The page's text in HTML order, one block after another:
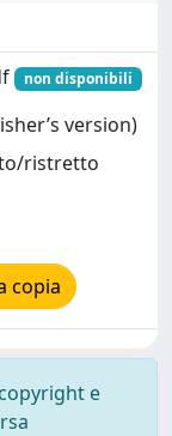
non disponibili
version)
ristretto
copia
e